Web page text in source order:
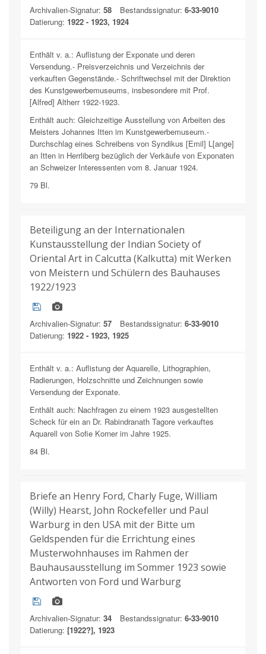
Archivalien-Signatur: 58 Bestandssignatur: 6-33-9010
Datierung: 1922 - 1923, 1924
Enthält v. a.: Auflistung der Exponate und deren
Versendung.- Preisverzeichnis und Verzeichnis der
verkauften Gegenstände.- Schriftwechsel mit der Direktion
des Kunstgewerbemuseums, insbesondere mit Prof.
[Alfred] Altherr 1922-1923.
Enthält auch: Gleichzeitige Ausstellung von Arbeiten des
Meisters Johannes Itten im Kunstgewerbemuseum.-
Durchschlag eines Schreibens von Syndikus [Emil] L[ange]
an Itten in Herrliberg bezüglich der Verkäufe von Exponaten
an Schweizer Interessenten vom 8. Januar 1924.
79 Bl.
Beteiligung an der Internationalen
Kunstausstellung der Indian Society of
Oriental Art in Calcutta (Kalkutta) mit Werken
von Meistern und Schülern des Bauhauses
1922/1923
Archivalien-Signatur: 57 Bestandssignatur: 6-33-9010
Datierung: 1922 - 1923, 1925
Enthält v. a.: Auflistung der Aquarelle, Lithographien,
Radierungen, Holzschnitte und Zeichnungen sowie
Versendung der Exponate.
Enthält auch: Nachfragen zu einem 1923 ausgestellten
Scheck für ein an Dr. Rabindranath Tagore verkauftes
Aquarell von Sofie Korner im Jahre 1925.
84 Bl.
Briefe an Henry Ford, Charly Fuge, William
(Willy) Hearst, John Rockefeller und Paul
Warburg in den USA mit der Bitte um
Geldspenden für die Errichtung eines
Musterwohnhauses im Rahmen der
Bauhausausstellung im Sommer 1923 sowie
Antworten von Ford und Warburg
Archivalien-Signatur: 34 Bestandssignatur: 6-33-9010
Datierung: [1922?], 1923